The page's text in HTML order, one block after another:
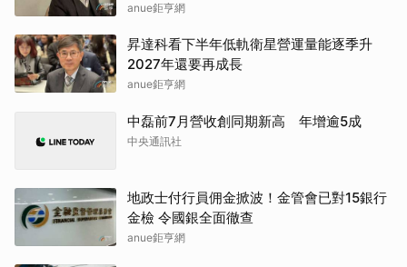
anue鉅亨網
昇達科看下半年低軌衛星營運量能逐季升
2027年還要再成長
anue鉅亨網
中磊前7月營收創同期新高 年增逾5成
中央通訊社
地政士付行員佣金掀波！金管會已對15銀行
金檢 令國銀全面徹查
anue鉅亨網